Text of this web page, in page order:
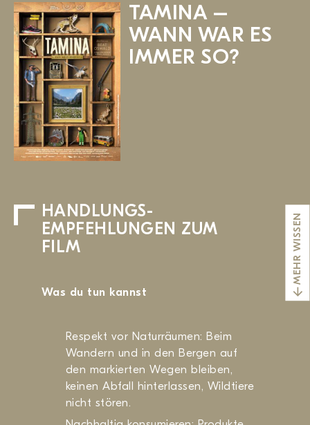
TAMINA –
WANN WAR ES
IMMER SO?
HANDLUNGS­
EMPFEHLUNGEN ZUM
FILM
Was du tun kannst
Respekt vor Naturräumen: Beim
Wandern und in den Bergen auf
den markierten Wegen bleiben,
keinen Abfall hinterlassen, Wildtiere
nicht stören.
MEHR WISSEN